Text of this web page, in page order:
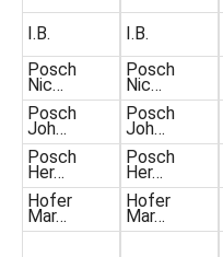
I.B.
Posch
Nic…
Posch
Joh…
Posch
Her…
Hofer
Mar…
I.B.
Posch
Nic…
Posch
Joh…
Posch
Her…
Hofer
Mar…